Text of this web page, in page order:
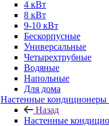
4 кВт
8 кВт
9-10 кВт
Бескорпусные
Универсальные
Четырехтрубные
Водяные
Напольные
Для дома
Настенные кондиционеры
Назад
Настенные